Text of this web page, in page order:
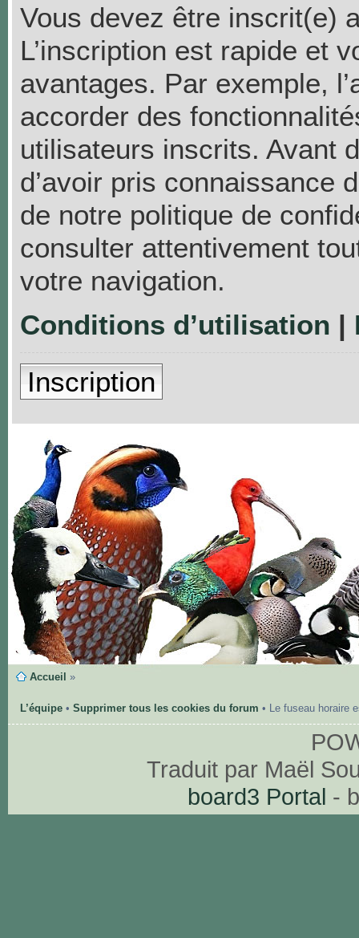
Vous devez être inscrit(e)
L’inscription est rapide et
avantages. Par exemple,
accorder des
utilisateurs inscrits. Avant
d’avoir pris connaissance
de notre politique de
consulter attentivement
votre navigation.
Conditions d’utilisation |
Inscription
Accueil »
L’équipe• Supprimer tous les cookies du forum • Le fuseau horaire
Traduit par Maël
board3 Portal -